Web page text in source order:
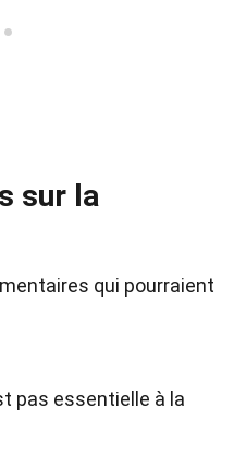
sur la
qui pourraient
pas essentielle à la